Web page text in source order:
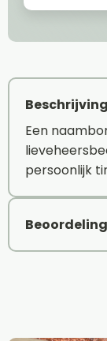
Beschrijving
Een
persoonlijk